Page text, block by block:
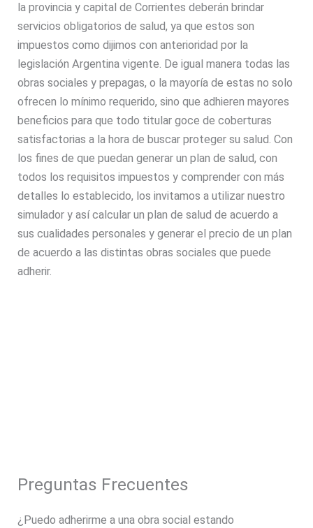
la provincia y capital de Corrientes deberán brindar
servicios obligatorios de salud, ya que estos son
impuestos como dijimos con anterioridad por la
legislación Argentina vigente. De igual manera todas las
obras sociales y prepagas, o la mayoría de estas no solo
ofrecen lo mínimo requerido, sino que adhieren mayores
beneficios para que todo titular goce de coberturas
satisfactorias a la hora de buscar proteger su salud. Con
los fines de que puedan generar un plan de salud, con
todos los requisitos impuestos y comprender con más
detalles lo establecido, los invitamos a utilizar nuestro
simulador y así calcular un plan de salud de acuerdo a
sus cualidades personales y generar el precio de un plan
de acuerdo a las distintas obras sociales que puede
adherir.
Preguntas Frecuentes
¿Puedo adherirme a una obra social estando